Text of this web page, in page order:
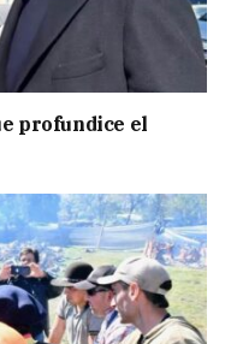
profundice el